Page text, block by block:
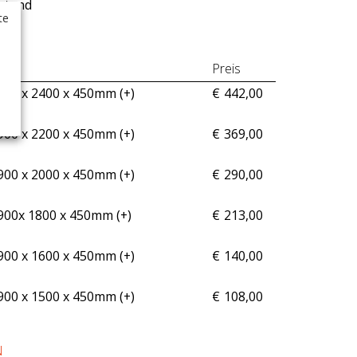
Preis
x 2400 x 450mm (+
€ 442,00
)
x 2200 x 450mm (+ € 369,00
)
x 2000 x 450mm (+ € 290,00
)
1800 x 450mm (+ € 213,00
)
x 1600 x 450mm (+ € 140,00
)
x 1500 x 450mm (+ € 108,00
)